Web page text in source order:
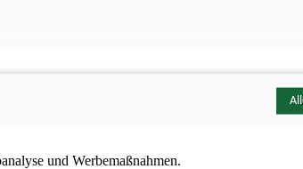
und Werbemaßnahmen.